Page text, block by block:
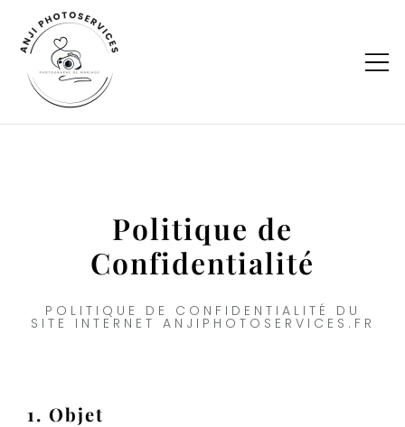
Politique de
Confidentialité
POLITIQUE DE CONFIDENTIALITÉ DU
SITE INTERNET ANJIPHOTOSERVICES.FR
1. Objet